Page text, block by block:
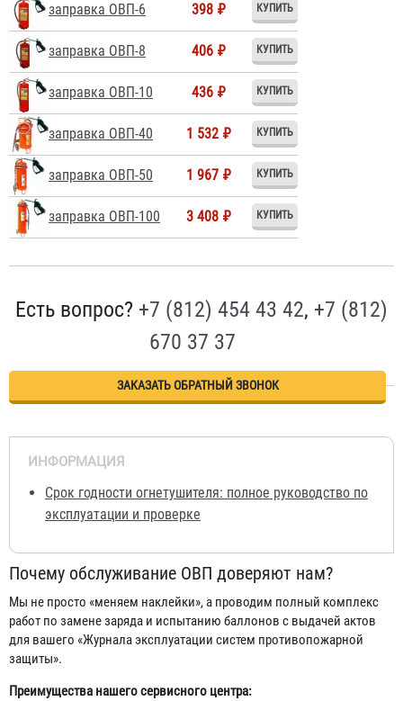
заправка ОВП-6 398 ₽
заправка ОВП-8 406 ₽
заправка ОВП-10 436 ₽
заправка ОВП-40 1 532 ₽
заправка ОВП-50 1 967 ₽
заправка ОВП-100 3 408 ₽
Есть вопрос? +7 (812) 454 43 42, +7 (812)
670 37 37
ЗАКАЗАТЬ ОБРАТНЫЙ ЗВОНОК
ИНФОРМАЦИЯ
Срок годности огнетушителя: полное руководство по
эксплуатации и проверке
Почему обслуживание ОВП доверяют нам?
Мы не просто «меняем наклейки», а проводим полный комплекс
работ по замене заряда и испытанию баллонов с выдачей актов
для вашего «Журнала эксплуатации систем противопожарной
защиты».
Преимущества нашего сервисного центра: